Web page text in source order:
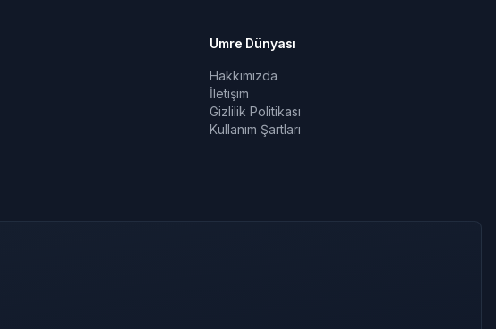
Umre Dünyası
Hakkımızda
İletişim
Gizlilik Politikası
Kullanım Şartları